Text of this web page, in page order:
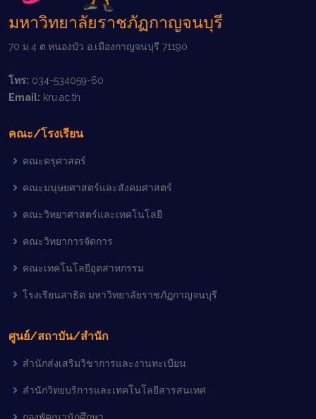
มหาวิทยาลัยราชภัฏกาญจนบุรี
70 ม.4 ต.หนองบัว อ.เมืองกาญจนบุรี 71190
โทร: 034-534059-60
Email: kru.ac.th
คณะ/โรงเรียน
คณะครุศาสตร์
คณะมนุษยศาสตร์และสังคมศาสตร์
คณะวิทยาศาสตร์และเทคโนโลยี
คณะวิทยาการจัดการ
คณะเทคโนโลยีอุตสาหกรรม
โรงเรียนสาธิต มหาวิทยาลัยราชภัฏกาญจนบุรี
ศูนย์/สถาบัน/สำนัก
สำนักส่งเสริมวิชาการและงานทะเบียน
สำนักวิทยบริการและเทคโนโลยีสารสนเทศ
กองพัฒนานักศึกษา